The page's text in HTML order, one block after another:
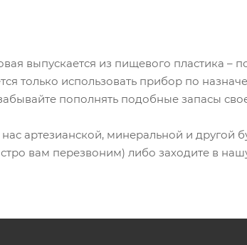
выпускается из пищевого пластика –
только использовать прибор по
пополнять подобные запасы
артезианской, минеральной и другой
вам перезвоним) либо заходите в